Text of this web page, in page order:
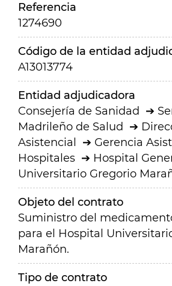
Referencia
1274690
Código de la entidad
A13013774
Entidad adjudicadora
Consejería de Sanidad
Madrileño de Salud
Asistencial
Gerencia
Hospitales
Hospital
Universitario Gregorio
Objeto del contrato
Suministro del
para el Hospital
Marañón.
Tipo de contrato